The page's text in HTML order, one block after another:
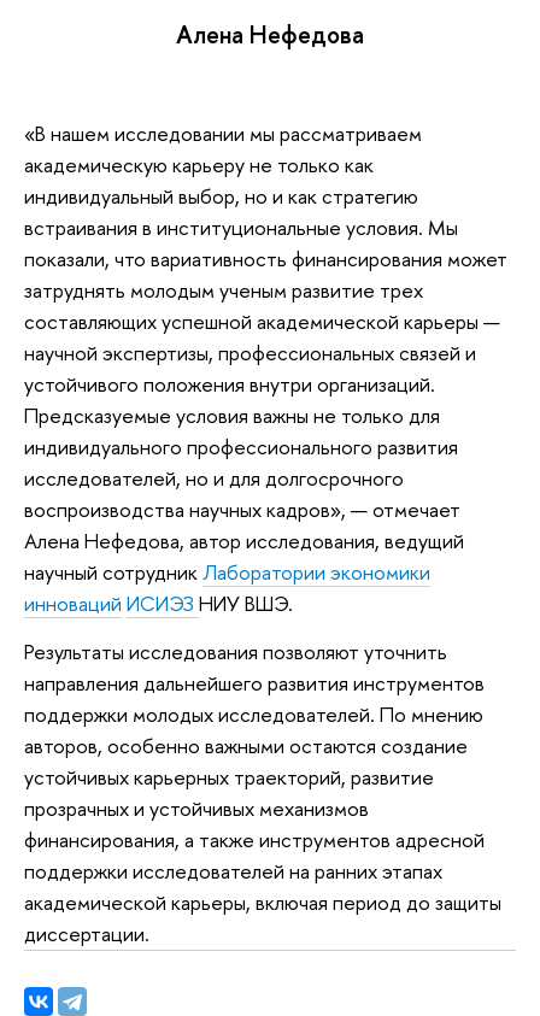
Алена Нефедова
«В нашем исследовании мы рассматриваем
академическую карьеру не только как
индивидуальный выбор, но и как стратегию
встраивания в институциональные условия. Мы
показали, что вариативность финансирования может
затруднять молодым ученым развитие трех
составляющих успешной академической карьеры —
научной экспертизы, профессиональных связей и
устойчивого положения внутри организаций.
Предсказуемые условия важны не только для
индивидуального профессионального развития
исследователей, но и для долгосрочного
воспроизводства научных кадров», — отмечает
Алена Нефедова, автор исследования, ведущий
научный сотрудникЛаборатории экономики
инноваций ИСИЭЗ НИУ ВШЭ.
Результаты исследования позволяют уточнить
направления дальнейшего развития инструментов
поддержки молодых исследователей. По мнению
авторов, особенно важными остаются создание
устойчивых карьерных траекторий, развитие
прозрачных и устойчивых механизмов
финансирования, а также инструментов адресной
поддержки исследователей на ранних этапах
академической карьеры, включая период до защиты
диссертации.